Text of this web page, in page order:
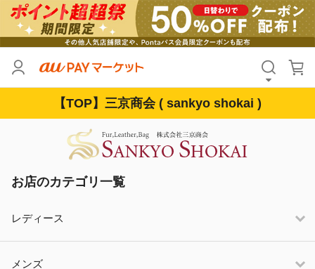
【TOP】三京商会 ( sankyo shokai )
お店のカテゴリ一覧
レディース
メンズ